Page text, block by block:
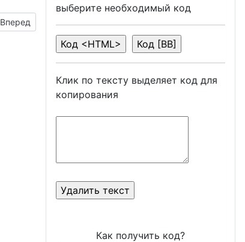
Следующий материал: пожелать «Сказочного вечера»
Вперед
выберите необходимый код
Клик по тексту выделяет код для
копирования
Как получить код?